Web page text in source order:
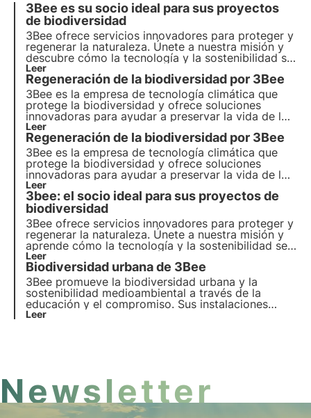
3Bee es su socio ideal para sus proyectos
de biodiversidad
3Bee ofrece servicios innovadores para proteger y
regenerar la naturaleza. Únete a nuestra misión y
descubre cómo la tecnología y la sostenibilidad se
unen para crear un futuro más verde para las
empresas y el planeta.
Leer
Regeneración de la biodiversidad por 3Bee
3Bee es la empresa de tecnología climática que
protege la biodiversidad y ofrece soluciones
innovadoras para ayudar a preservar la vida de los
polinizadores, guardianes de la salud de nuestros
ecosistemas. Descubre cómo trabaja 3Bee para
regenerar la biodiversidad.
Leer
Regeneración de la biodiversidad por 3Bee
3Bee es la empresa de tecnología climática que
protege la biodiversidad y ofrece soluciones
innovadoras para ayudar a preservar la vida de los
polinizadores, guardianes de la salud de nuestros
ecosistemas. Descubre cómo trabaja 3Bee para
regenerar la biodiversidad.
Leer
3bee: el socio ideal para sus proyectos de
biodiversidad
3Bee ofrece servicios innovadores para proteger y
regenerar la naturaleza. Únete a nuestra misión y
aprende cómo la tecnología y la sostenibilidad se
unen para crear un futuro más verde para las
empresas y el planeta.
Leer
Biodiversidad urbana de 3Bee
3Bee promueve la biodiversidad urbana y la
sostenibilidad medioambiental a través de la
educación y el compromiso. Sus instalaciones
incluyen hoteles para insectos, camas para
Leer
Newsletter